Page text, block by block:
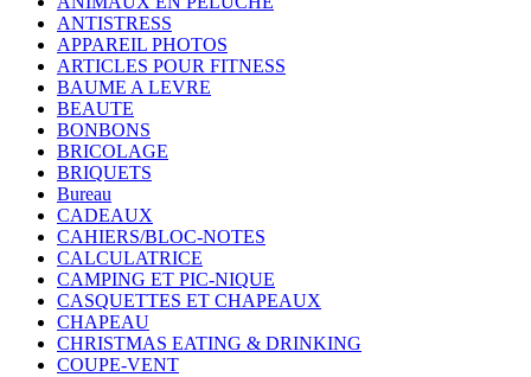
ANTISTRESS
APPAREIL PHOTOS
ARTICLES POUR FITNESS
BAUME A LEVRE
BEAUTE
BONBONS
BRICOLAGE
BRIQUETS
Bureau
CADEAUX
CAHIERS/BLOC-NOTES
CALCULATRICE
CAMPING ET PIC-NIQUE
CASQUETTES ET CHAPEAUX
CHAPEAU
CHRISTMAS EATING & DRINKING
COUPE-VENT